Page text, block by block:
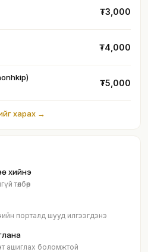
₮3,000
₮4,000
₮5,000
харах →
хийнэ
төлбөр
порталд шууд илгээгдэнэ
ашиглах боломжтой